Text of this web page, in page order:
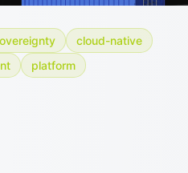
cloud-native
platform